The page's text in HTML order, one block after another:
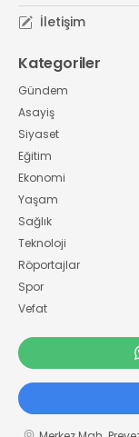
İletişim
Kategoriler
Gündem
Asayiş
Siyaset
Eğitim
Ekonomi
Yaşam
Sağlık
Teknoloji
Röportajlar
Spor
Vefat